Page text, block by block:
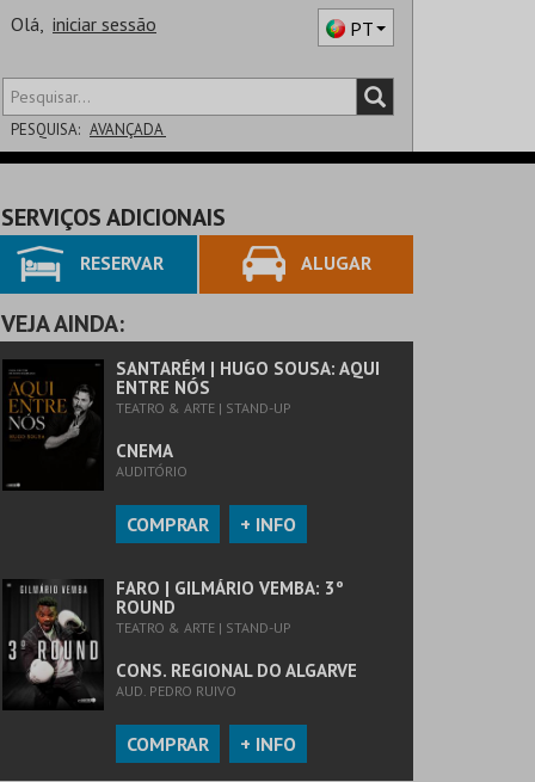
Olá, iniciar sessão PT
PESQUISA: AVANÇADA
SALA
SERVIÇOS ADICIONAIS
RESERVAR ALUGAR
VEJA AINDA:
SANTARÉM | HUGO SOUSA: AQUI
ENTRE NÓS
TEATRO & ARTE | STAND-UP
CNEMA
AUDITÓRIO
COMPRAR + INFO
FARO | GILMÁRIO VEMBA: 3º
ROUND
TEATRO & ARTE | STAND-UP
CONS. REGIONAL DO ALGARVE
AUD. PEDRO RUIVO
COMPRAR + INFO